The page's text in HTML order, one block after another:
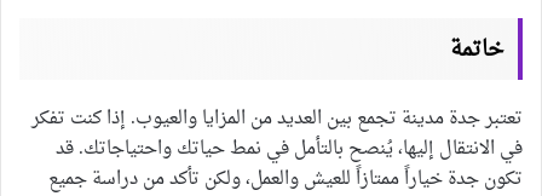
خاتمة
تعتبر جدة مدينة تجمع بين العديد من المزايا والعيوب. إذا كنت تفكر
في الانتقال إليها، يُنصح بالتأمل في نمط حياتك واحتياجاتك. قد
تكون جدة خياراً ممتازاً للعيش والعمل، ولكن تأكد من دراسة جميع